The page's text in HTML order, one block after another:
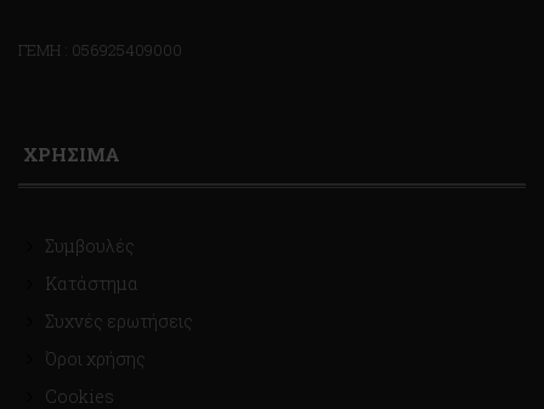
ΓΕΜΗ : 056925409000
ΧΡΗΣΙΜΑ
Συμβουλές
Κατάστημα
Συχνές ερωτήσεις
Όροι χρήσης
Cookies